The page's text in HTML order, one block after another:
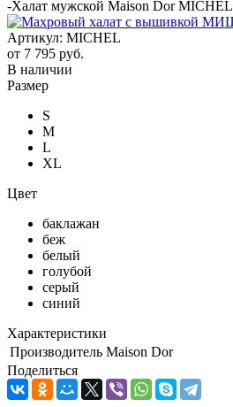
-Халат мужской Maison Dor MICHEL
Артикул: MICHEL
от 7 795 руб.
В наличии
Размер
S
M
L
XL
Цвет
баклажан
беж
белый
голубой
серый
синий
Характеристики
Производитель Maison Dor
Поделиться